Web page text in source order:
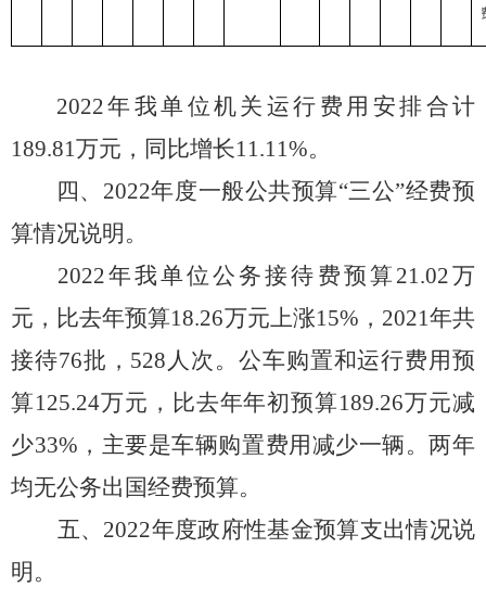
2022年我单位机关运行费用安排合计
189.81万元，同比增长11.11%。
四、 2022年度一般公共预算“三公”经费预
算情况说明。
2022年我单位公务接待费预算 21.02万
元，比去年预算18.26万元上涨15%， 2021年共
接待76批， 528 人次。公车购置和运行费用预
算125.24万元，比去年年初预算189.26万元减
少33%，主要是车辆购置费用减少一辆。两年
均无公务出国经费预算。
五、 2022年度政府性基金预算支出情况说
明。